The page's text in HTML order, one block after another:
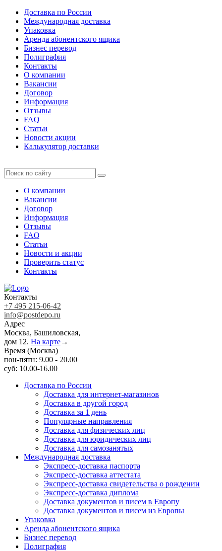
Доставка по России
Международная доставка
Упаковка
Аренда абонентского ящика
Бизнес перевод
Полиграфия
Контакты
О компании
Вакансии
Договор
Информация
Отзывы
FAQ
Статьи
Новости акции
Калькулятор доставки
О компании
Вакансии
Договор
Информация
Отзывы
FAQ
Статьи
Новости и акции
Проверить статус
Контакты
Контакты
+7 495 215-06-42
info@postdepo.ru
Адрес
Москва, Башиловская,
дом 12. На карте→
Время (Москва)
пон-пятн: 9.00 - 20.00
суб: 10.00-16.00
Доставка по России
Доставка для интернет-магазинов
Доставка в другой город
Доставка за 1 день
Популярные направления
Доставка для физических лиц
Доставка для юридических лиц
Доставка для самозанятых
Международная доставка
Экспресс-доставка паспорта
Экспресс-доставка аттестата
Экспресс-доставка свидетельства о рождении
Экспресс-доставка диплома
Доставка документов и писем в Европу
Доставка документов и писем из Европы
Упаковка
Аренда абонентского ящика
Бизнес перевод
Полиграфия